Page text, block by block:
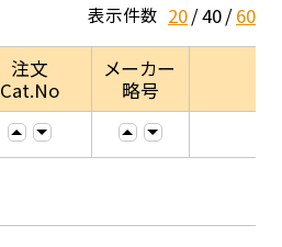
表示件数 20 40 60
注文
Cat.No
メーカー
略号